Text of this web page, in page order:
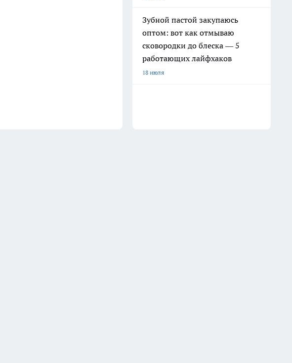
Зубной пастой закупаюсь
оптом: вот как отмываю
сковородки до блеска — 5
работающих лайфхаков
18 июля